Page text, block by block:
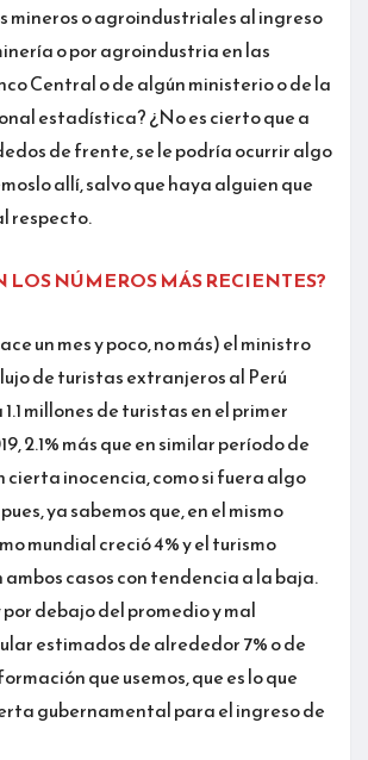
mineros o agroindustriales al ingreso
o por agroindustria en las
Central o de algún ministerio o de la
estadística? ¿No es cierto que a
de frente, se le podría ocurrir algo
allí, salvo que haya alguien que
respecto.
LOS NÚMEROS MÁS RECIENTES?
un mes y poco, no más) el ministro
de turistas extranjeros al Perú
millones de turistas en el primer
2.1% más que en similar período de
cierta inocencia, como si fuera algo
ya sabemos que, en el mismo
mundial creció 4% y el turismo
ambos casos con tendencia a la baja.
por debajo del promedio y mal
estimados de alrededor 7% o de
que usemos, que es lo que
gubernamental para el ingreso de